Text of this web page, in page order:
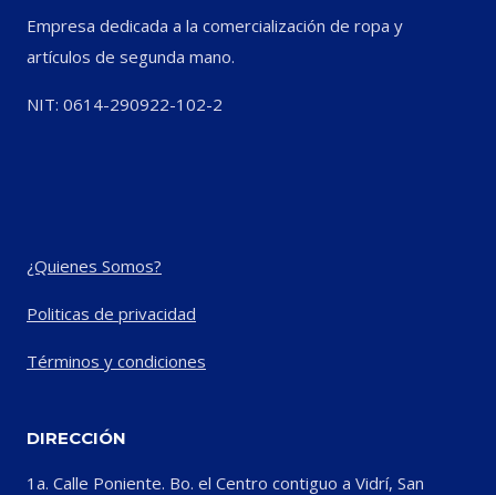
Empresa dedicada a la comercialización de ropa y
artículos de segunda mano.
NIT: 0614-290922-102-2
¿Quienes Somos?
Politicas de privacidad
Términos y condiciones
DIRECCIÓN
1a. Calle Poniente. Bo. el Centro contiguo a Vidrí, San